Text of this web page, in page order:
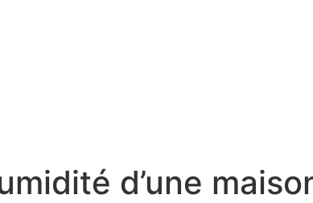
d’une